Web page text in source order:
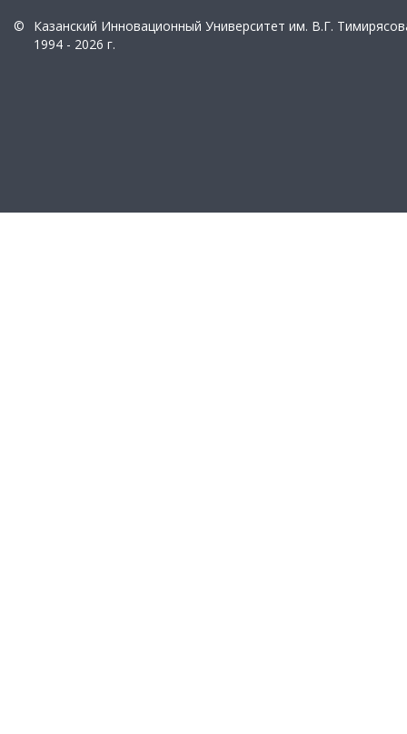
©
Казанский Инновационный Университет им. В.Г.
1994 - 2026 г.